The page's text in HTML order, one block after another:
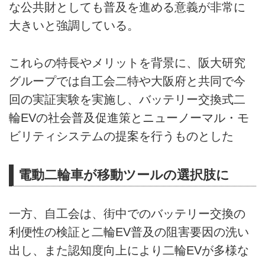
な公共財としても普及を進める意義が非常に
大きいと強調している。
これらの特長やメリットを背景に、阪大研究
グループでは自工会二特や大阪府と共同で今
回の実証実験を実施し、バッテリー交換式二
輪EVの社会普及促進策とニューノーマル・モ
ビリティシステムの提案を行うものとした
電動二輪車が移動ツールの選択肢に
一方、自工会は、街中でのバッテリー交換の
利便性の検証と二輪EV普及の阻害要因の洗い
出し、また認知度向上により二輪EVが多様な